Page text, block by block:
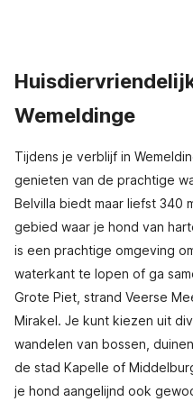
Wemeldinge
Tijdens je verblijf in
genieten van de prachtige
Belvilla biedt maar liefst 340
gebied waar je hond van
is een prachtige omgeving
waterkant te lopen of ga
Grote Piet, strand Veerse
Mirakel. Je kunt kiezen uit
wandelen van bossen,
de stad Kapelle of
je hond aangelijnd ook